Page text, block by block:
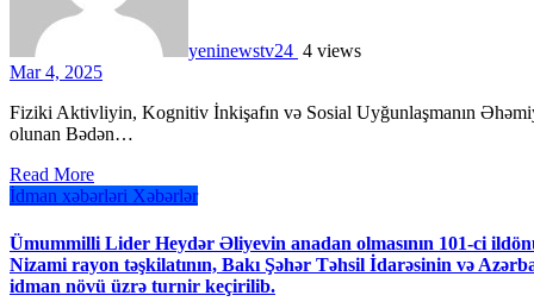
yeninewstv24 4 views
Mar 4, 2025
Fiziki Aktivliyin, Kognitiv İnkişafın və Sosial Uyğunlaşmanın Əhəmiyyəti Hörmətli Oxucular, Hər il 5 Mart tarixində qeyd
olunan Bədən…
Read More
İdman xəbərləri Xəbərlər
Ümummilli Lider Heydər Əliyevin anadan olmasının 101-ci
Nizami rayon təşkilatının, Bakı Şəhər Təhsil İdarəsinin və
idman növü üzrə turnir keçirilib.